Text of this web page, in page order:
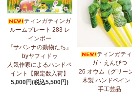
まろやかな甘み～
6/30： マルチモバイルポーチ新入荷！『
の色』
6/30：ティンガティンガ・アート～Sサ
名ごとに2つのカテゴリーでご紹介します
→ 作家名 A―L
→ 作家名 M―Z
アフリカスクワランオイル～100
ティンガティンガ
ルームプレート 283 レ
インボー
『サバンナの動物たち』
byヤフィドゥ
人気作家によるハンドペ
イント【限定数入荷】
5,000円(税込5,500円)
ティンガテ
ガ・えんぴつ
26 オウム（グリー
木製 ハンドペイン
手工芸品